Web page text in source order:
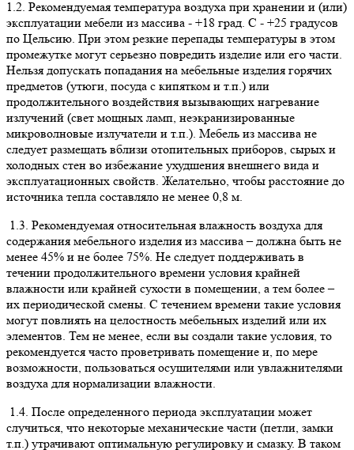
1.2. Рекомендуемая температура воздуха при хранении и (или)
эксплуатации мебели из массива - +18 град. С - +25 градусов
по Цельсию. При этом резкие перепады температуры в этом
промежутке могут серьезно повредить изделие или его части.
Нельзя допускать попадания на мебельные изделия горячих
предметов (утюги, посуда с кипятком и т.п.) или
продолжительного воздействия вызывающих нагревание
излучений (свет мощных ламп, неэкранизированные
микроволновые излучатели и т.п.). Мебель из массива не
следует размещать вблизи отопительных приборов, сырых и
холодных стен во избежание ухудшения внешнего вида и
эксплуатационных свойств. Желательно, чтобы расстояние до
источника тепла составляло не менее 0,8 м.
1.3. Рекомендуемая относительная влажность воздуха для
содержания мебельного изделия из массива – должна быть не
менее 45% и не более 75%. Не следует поддерживать в
течении продолжительного времени условия крайней
влажности или крайней сухости в помещении, а тем более –
их периодической смены. С течением времени такие условия
могут повлиять на целостность мебельных изделий или их
элементов. Тем не менее, если вы создали такие условия, то
рекомендуется часто проветривать помещение и, по мере
возможности, пользоваться осушителями или увлажнителями
воздуха для нормализации влажности.
1.4. После определенного периода эксплуатации может
случиться, что некоторые механические части (петли, замки
т.п.) утрачивают оптимальную регулировку и смазку. В таком